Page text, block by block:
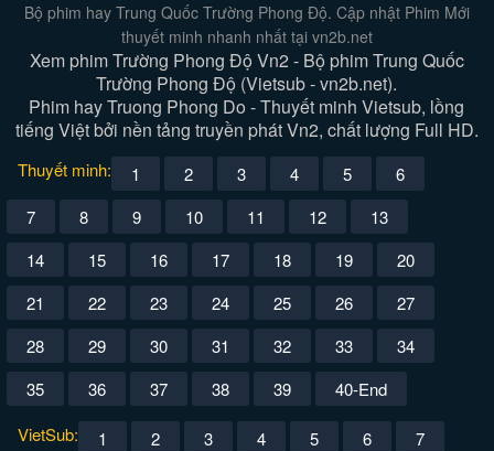
Bộ phim hay Trung Quốc Trường Phong Độ. Cập nhật Phim Mới
thuyết minh nhanh nhất tại vn2b.net
Xem phim Trường Phong Độ Vn2 - Bộ phim Trung Quốc
Trường Phong Độ (Vietsub - vn2b.net).
Phim hay Truong Phong Do - Thuyết minh Vietsub, lồng
tiếng Việt bởi nền tảng truyền phát Vn2, chất lượng Full HD.
Thuyết minh: 1 2 3 4 5
6
7
8 9 10 11 12
13
14
15 16 17 18 19
20
21
22 23 24 25 26
27
28
29 30 31 32 33
34
35
36 37 38 39
40-End
VietSub:
1 2 3 4 5 6
7